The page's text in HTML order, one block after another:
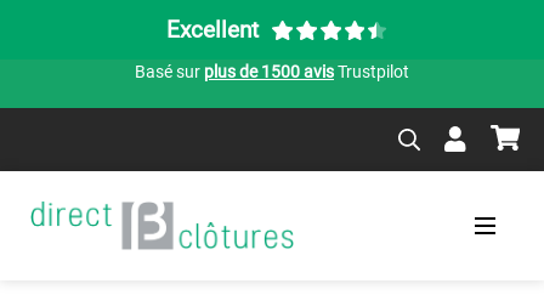
Excellent
Basé sur plus de 1500 avisTrustpilot